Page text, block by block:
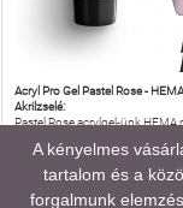
Acryl Pro Gel Pastel Rose -
Akrilzselé:
Pastel Rose acrylgel-ünk HEMA
műkörmöket készíthetsz, de
reakciók kockázatát is
ACRYL PRO GEL PASTEL
HEMA MENTES
A kényelmes
tartalom és a
forgalmunk